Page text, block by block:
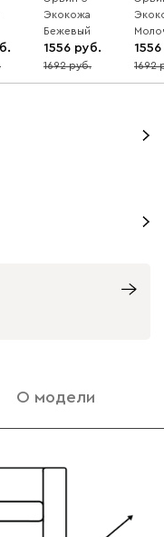
Экокожа
Бежевый
1556
8
1692
1556
8
1692
О модели